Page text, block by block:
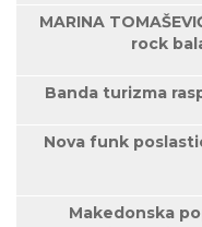
MARINA
rock
Banda turizma
Nova funk
Makedonska